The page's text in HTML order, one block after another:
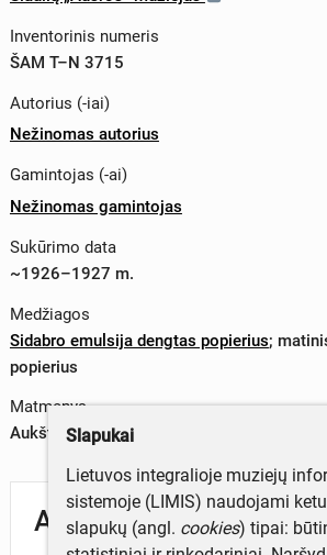
Inventorinis numeris
ŠAM T–N 3715
Autorius (-iai)
Nežinomas autorius
Gamintojas (-ai)
Nežinomas gamintojas
Sukūrimo data
~1926–1927 m.
Medžiagos
Sidabro emulsija dengtas popierius;
popierius
Matmenys
Aukštis x plotis (fotografija) – 8,8 x 13,8
Aprašymas
Slapukai
Lietuvos integralioje muziejų
sistemoje (LIMIS) naudojami
slapukų (angl. cookies) tipai: